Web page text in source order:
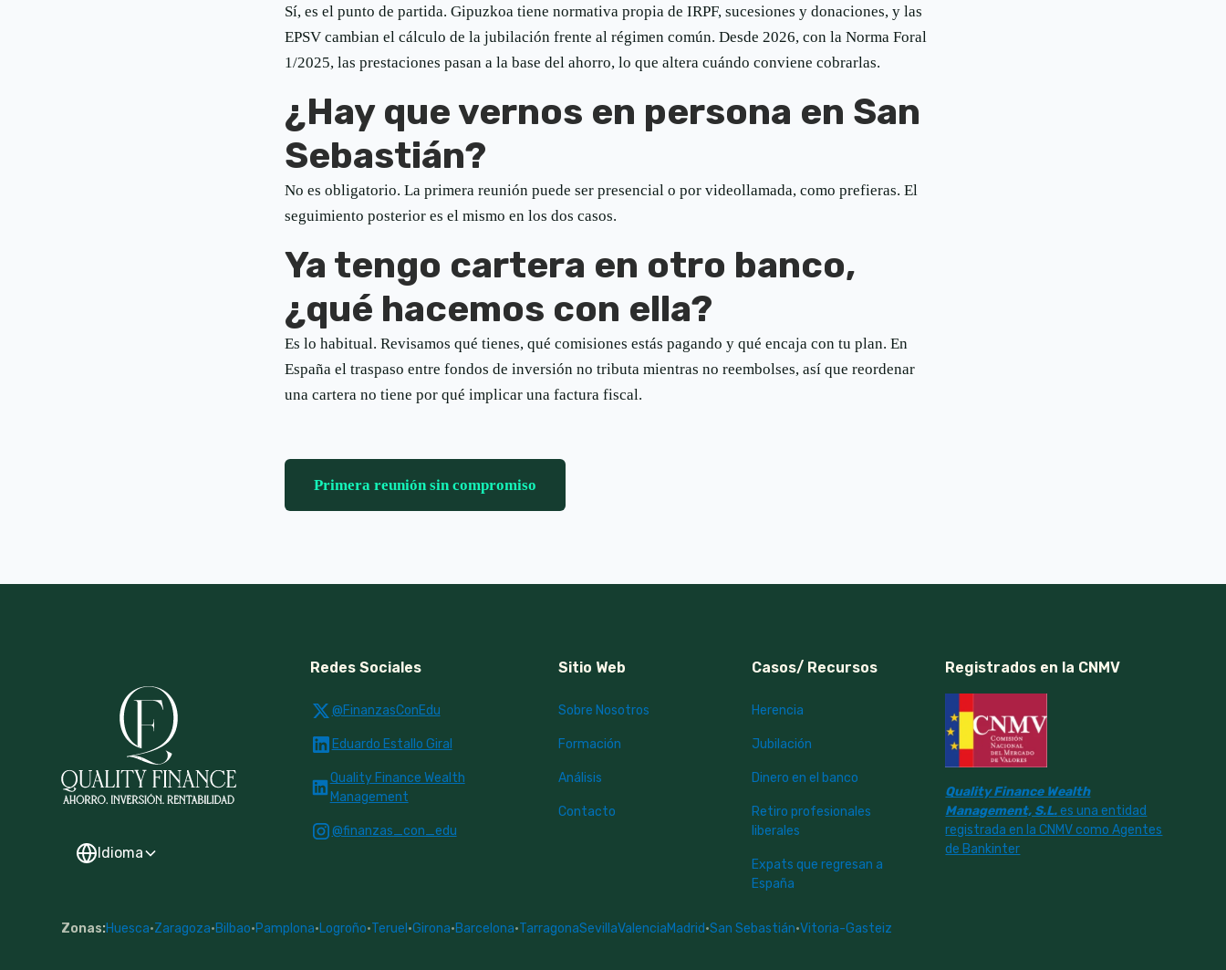
Sí, es el punto de partida. Gipuzkoa tiene normativa propia de IRPF, sucesiones y donaciones, y las
EPSV cambian el cálculo de la jubilación frente al régimen común. Desde 2026, con la Norma Foral
1/2025, las prestaciones pasan a la base del ahorro, lo que altera cuándo conviene cobrarlas.
¿Hay que vernos en persona en San
Sebastián?
No es obligatorio. La primera reunión puede ser presencial o por videollamada, como prefieras. El
seguimiento posterior es el mismo en los dos casos.
Ya tengo cartera en otro banco,
¿qué hacemos con ella?
Es lo habitual. Revisamos qué tienes, qué comisiones estás pagando y qué encaja con tu plan. En
España el traspaso entre fondos de inversión no tributa mientras no reembolses, así que reordenar
una cartera no tiene por qué implicar una factura fiscal.
Primera reunión sin compromiso
Idioma
Redes Sociales
@FinanzasConEdu
Eduardo Estallo Giral
Quality Finance Wealth
Management
@finanzas_con_edu
Sitio Web
Sobre Nosotros
Formación
Análisis
Contacto
Casos/ Recursos
Herencia
Jubilación
Dinero en el banco
Retiro profesionales
liberales
Expats que regresan a
España
Registrados en la CNMV
Quality Finance Wealth
Management, S.L.es una entidad
registrada en la CNMV como Agentes
de Bankinter
Zonas:Huesca·Zaragoza·Bilbao·Pamplona·Logroño·Teruel ·Girona·Barcelona·TarragonaSevillaValenciaMadrid·San Sebastián·Vitoria-Gasteiz